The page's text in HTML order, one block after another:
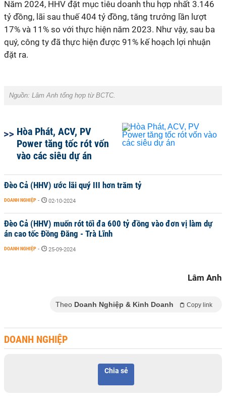
Năm 2024, HHV đặt mục tiêu doanh thu hợp nhất 3.146
tỷ đồng, lãi sau thuế 404 tỷ đồng, tăng trưởng lần lượt
17% và 11% so với thực hiện năm 2023. Như vậy, sau ba
quý, công ty đã thực hiện được 91% kế hoạch lợi nhuận
đặt ra.
Nguồn: Lâm Anh tổng hợp từ BCTC.
Hòa Phát, ACV, PV
Power tăng tốc rót vốn
vào các siêu dự án
Đèo Cả (HHV) ước lãi quý III hơn trăm tỷ
DOANH NGHIỆP - 02-10-2024
Đèo Cả (HHV) muốn rót tối đa 600 tỷ đồng vào đơn vị làm dự
án cao tốc Đồng Đăng - Trà Lĩnh
DOANH NGHIỆP - 25-09-2024
Lâm Anh
Theo Doanh Nghiệp & Kinh Doanh Copy link
DOANH NGHIỆP
Chia sẻ